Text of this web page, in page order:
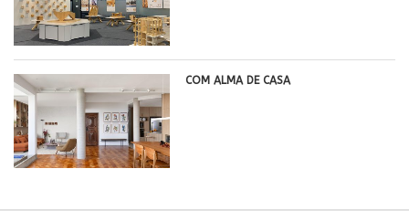
COM ALMA DE CASA